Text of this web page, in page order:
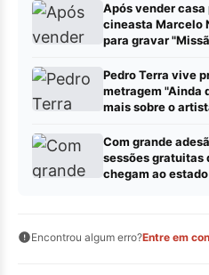
Após vender
cineasta Marcelo
para gravar
Pedro Terra vive
metragem "Ainda
mais sobre o
Com grande
sessões gratuitas
chegam ao
Encontrou algum erro?Entre em